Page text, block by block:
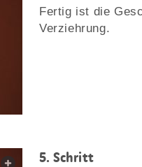
Fertig ist die
Verziehrung.
5. Schritt